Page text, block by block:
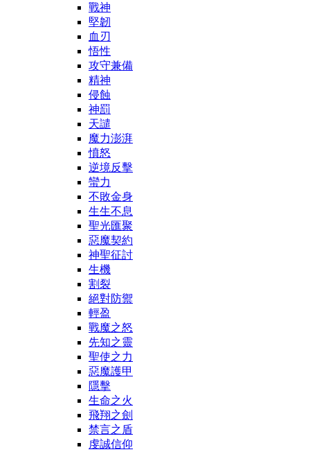
戰神
堅韌
血刃
悟性
攻守兼備
精神
侵蝕
神罰
天譴
魔力澎湃
憤怒
逆境反擊
蠻力
不敗金身
生生不息
聖光匯聚
惡魔契約
神聖征討
生機
割裂
絕對防禦
輕盈
戰魔之怒
先知之靈
聖使之力
惡魔護甲
隱擊
生命之火
飛翔之劍
禁言之盾
虔誠信仰